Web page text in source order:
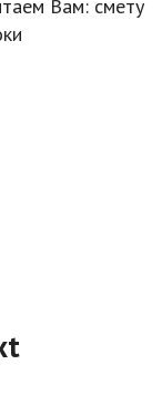
Вам: смету